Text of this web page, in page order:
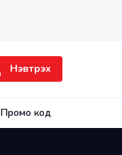
Нэвтрэх
Промо код